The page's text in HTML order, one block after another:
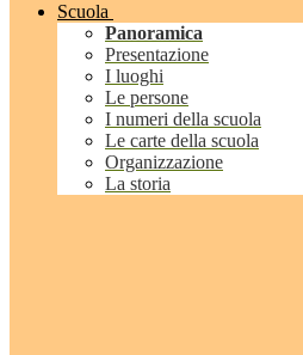
Scuola
Panoramica
Presentazione
I luoghi
Le persone
I numeri della scuola
Le carte della scuola
Organizzazione
La storia